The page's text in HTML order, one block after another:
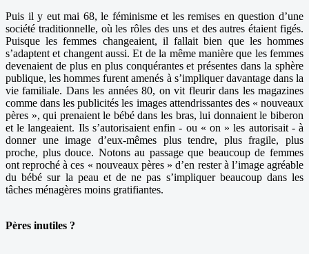
Puis il y eut mai 68, le féminisme et les remises en question d’une
société traditionnelle, où les rôles des uns et des autres étaient figés.
Puisque les femmes changeaient, il fallait bien que les hommes
s’adaptent et changent aussi. Et de la même manière que les femmes
devenaient de plus en plus conquérantes et présentes dans la sphère
publique, les hommes furent amenés à s’impliquer davantage dans la
vie familiale. Dans les années 80, on vit fleurir dans les magazines
comme dans les publicités les images attendrissantes des « nouveaux
pères », qui prenaient le bébé dans les bras, lui donnaient le biberon
et le langeaient. Ils s’autorisaient enfin - ou « on » les autorisait - à
donner une image d’eux-mêmes plus tendre, plus fragile, plus
proche, plus douce. Notons au passage que beaucoup de femmes
ont reproché à ces « nouveaux pères » d’en rester à l’image agréable
du bébé sur la peau et de ne pas s’impliquer beaucoup dans les
tâches ménagères moins gratifiantes.
Pères inutiles ?